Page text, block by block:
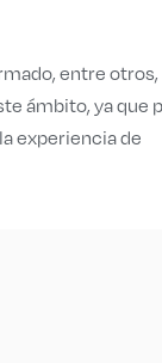
entre
ámbito, ya que
experiencia de